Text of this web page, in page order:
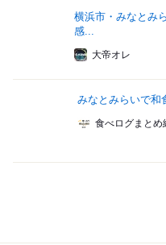
横浜市・みなとみ
感...
大帝オレ
みなとみらいで和
食べログまとめ